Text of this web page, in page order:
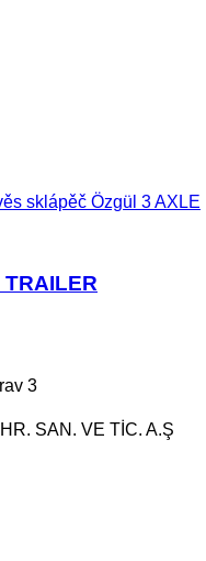
sklápěč Özgül 3 AXLE
TRAILER
3
SAN. VE TİC. A.Ş